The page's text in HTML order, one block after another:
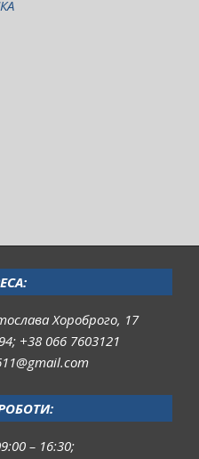
Хороброго, 17
+38 066 7603121
– 16:30;